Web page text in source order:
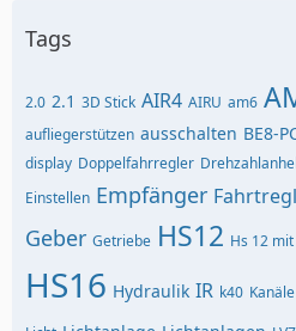
Tags
2.0 2.1 3D Stick AIR4 AIRU am6
aufliegerstützen ausschalten BE8-
display Doppelfahrregler
Einstellen Empfänger
Geber Getriebe HS12 Hs 12
HS16 Hydraulik IR k40 Kanäle